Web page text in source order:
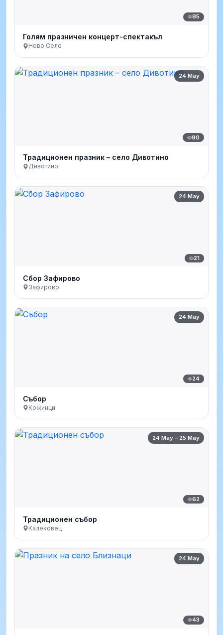
85
Голям празничен концерт-спектакъл
Ново Село
24 May
90
Традиционен празник – село Дивотино
Дивотино
24 May
21
Сбор Зафирово
Зафирово
24 May
24
Събор
Кожинци
24 May – 25 May
62
Традиционен събор
Калековец
24 May
43